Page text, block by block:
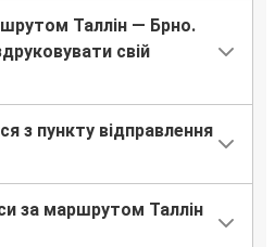
Таллін — Брно.
свій
з пункту відправлення
за маршрутом Таллін